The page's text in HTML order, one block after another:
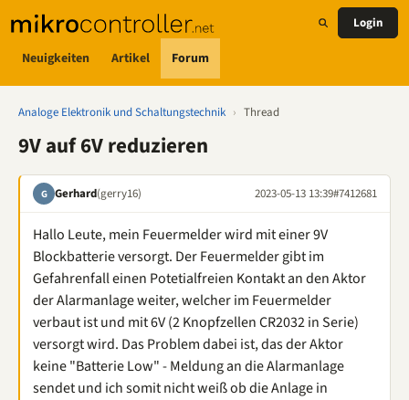
Neuigkeiten Artikel Forum
Login
Analoge Elektronik und Schaltungstechnik › Thread
9V auf 6V reduzieren
G Gerhard(gerry16) 2023-05-13 13:39#7412681
Hallo Leute, mein Feuermelder wird mit einer 9V
Blockbatterie versorgt. Der Feuermelder gibt im
Gefahrenfall einen Potetialfreien Kontakt an den Aktor
der Alarmanlage weiter, welcher im Feuermelder
verbaut ist und mit 6V (2 Knopfzellen CR2032 in Serie)
versorgt wird. Das Problem dabei ist, das der Aktor
keine "Batterie Low" - Meldung an die Alarmanlage
sendet und ich somit nicht weiß ob die Anlage in